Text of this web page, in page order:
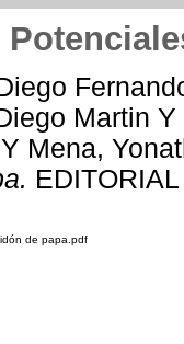
Martin Y
Y Mena,
de papa.pdf